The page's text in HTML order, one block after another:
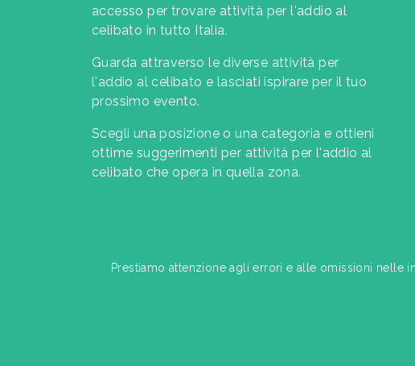
accesso per trovare attività per l'addio al
celibato in tutto Italia.
Guarda attraverso le diverse attività per
l'addio al celibato e lasciati ispirare per il tuo
prossimo evento.
Scegli una posizione o una categoria e ottieni
ottime suggerimenti per attività per l'addio al
celibato che opera in quella zona.
Prestiamo attenzione agli errori e alle omissioni nelle